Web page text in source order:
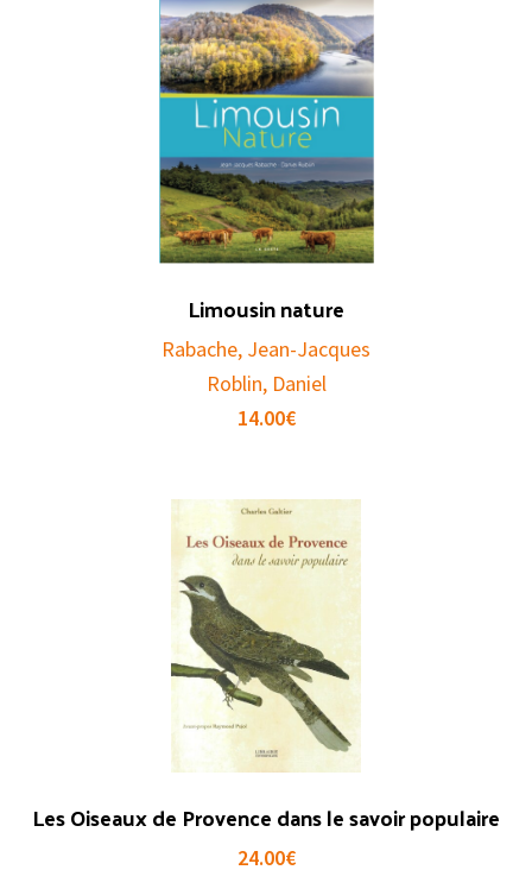
Limousin nature
Rabache, Jean-Jacques
Roblin, Daniel
14.00€
Les Oiseaux de Provence dans le savoir populaire
24.00€